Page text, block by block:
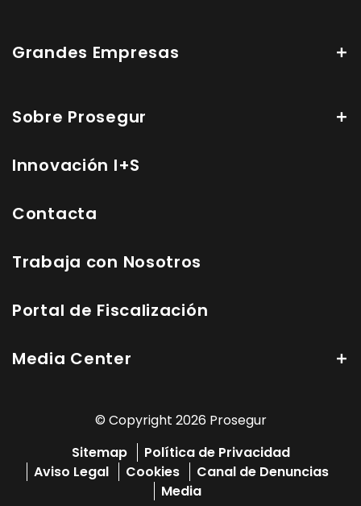
Grandes Empresas
Sobre Prosegur
Innovación I+S
Contacta
Trabaja con Nosotros
Portal de Fiscalización
Media Center
© Copyright 2026 Prosegur
Sitemap
Política de Privacidad
Aviso Legal
Cookies
Canal de Denuncias
Media